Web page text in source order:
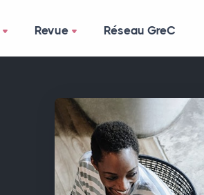
Revue Réseau GreC